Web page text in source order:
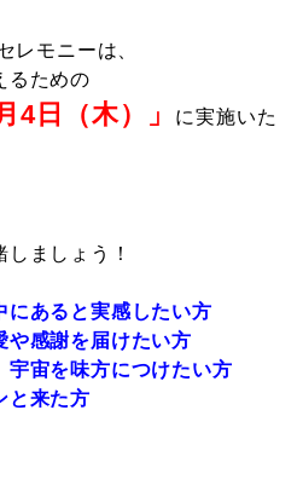
レモニーは、
るための
4日（木）」
に実施いた
ましょう！
にあると実感したい方
や感謝を届けたい方
宇宙を味方につけたい方
と来た方